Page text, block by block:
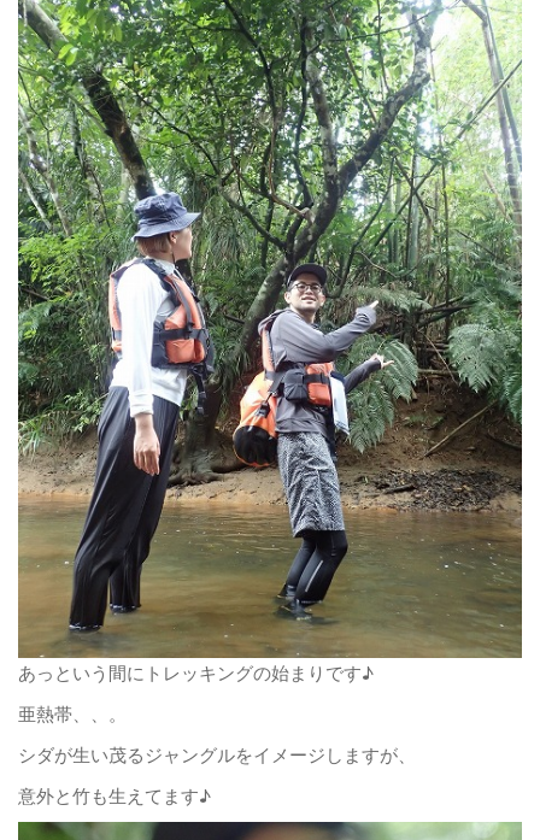
あっという間にトレッキングの始まりです♪
亜熱帯、、。
シダが生い茂るジャングルをイメージしますが、
意外と竹も生えてます♪